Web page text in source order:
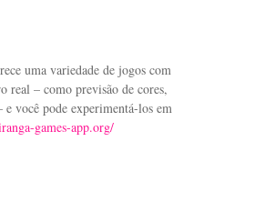
uma variedade de jogos com
real – como previsão de cores,
você pode experimentá-los em
games-app.org/